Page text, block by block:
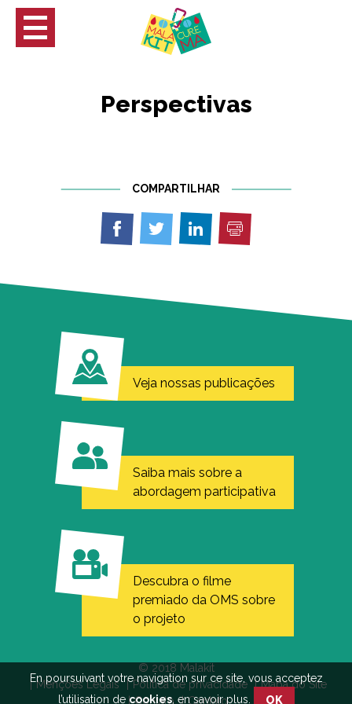
En poursuivant votre navigation sur ce site, vous acceptez
l’utilisation de cookies, en savoir plus OK
Perspectivas
COMPARTILHAR
CompartilharCompartilharCompartilharImprimir
Veja nossas publicações
Saiba mais sobre a
abordagem participativa
Descubra o filme
premiado da OMS sobre
o projeto
© 2018 Malakit
Menções Legais
Política de privacidade
Mapa do Site
Contato
Contato